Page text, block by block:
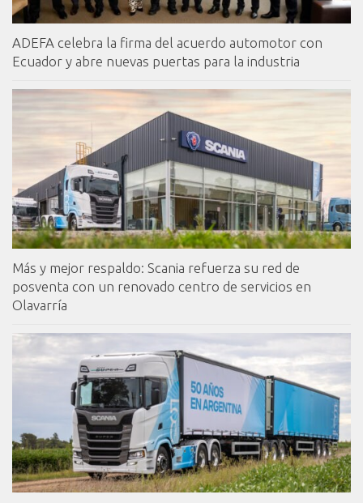
ADEFA celebra la firma del acuerdo automotor con
Ecuador y abre nuevas puertas para la industria
Más y mejor respaldo: Scania refuerza su red de
posventa con un renovado centro de servicios en
Olavarría